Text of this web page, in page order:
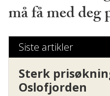
må få med deg
Siste artikler
Sterk
Oslofjorden